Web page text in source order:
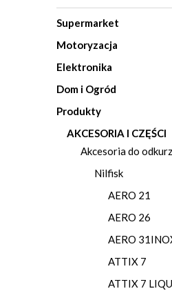
Supermarket
Motoryzacja
Elektronika
Dom i Ogród
Produkty
AKCESORIA I CZĘŚCI
Akcesoria do
Nilfisk
AERO 21
AERO 26
AERO
ATTIX 7
ATTIX 7